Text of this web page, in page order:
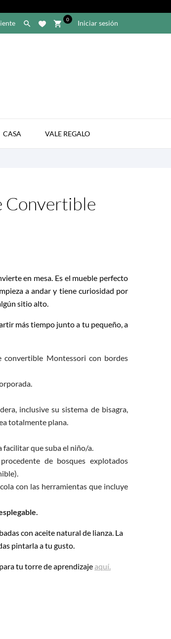
 shopping_cart 0 Iniciar sesión
CASA VALE REGALO
Convertible
en mesa. Es el mueble perfecto
a andar y tiene curiosidad por
sitio alto.
más tiempo junto a tu pequeño, a
convertible Montessori con bordes
inclusive su sistema de bisagra,
totalmente plana.
facilitar que suba el niño/a.
de bosques explotados
con las herramientas que incluye
con aceite natural de lianza. La
pintarla a tu gusto.
tu torre de aprendizaje aquí.